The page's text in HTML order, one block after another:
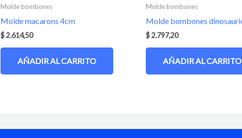
Molde bombones
Molde macarons 4cm
$2.614,50
AÑADIR AL CARRITO
Molde bombones
Molde bombones
$2.797,20
AÑADIR AL CARRITO